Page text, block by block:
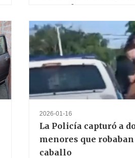
español
2026-01-16
La Policía capturó a
menores que robaban
caballo